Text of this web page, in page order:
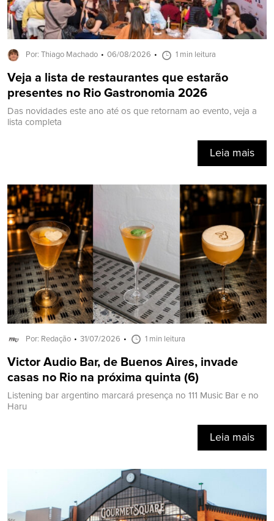
Por: Thiago Machado 06/08/2026 1 min leitura
Veja a lista de restaurantes que estarão
presentes no Rio Gastronomia 2026
Das novidades este ano até os que retornam ao evento, veja a
lista completa
Leia mais
Por: Redação 31/07/2026 1 min leitura
Victor Audio Bar, de Buenos Aires, invade
casas no Rio na próxima quinta (6)
Listening bar argentino marcará presença no 111 Music Bar e no
Haru
Leia mais